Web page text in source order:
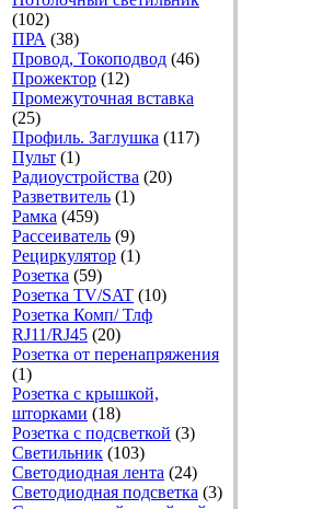
(102)
ПРА (38)
Провод, Токоподвод (46)
Прожектор (12)
Промежуточная вставка
(25)
Профиль. Заглушка (117)
Пульт (1)
Радиоустройства (20)
Разветвитель (1)
Рамка (459)
Рассеиватель (9)
Рециркулятор (1)
Розетка (59)
Розетка TV/SAT (10)
Розетка Комп/ Тлф
RJ11/RJ45 (20)
Розетка от перенапряжения
(1)
Розетка с крышкой,
шторками (18)
Розетка с подсветкой (3)
Светильник (103)
Светодиодная лента (24)
Светодиодная подсветка (3)